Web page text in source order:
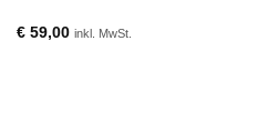
€59,00 inkl. MwSt.